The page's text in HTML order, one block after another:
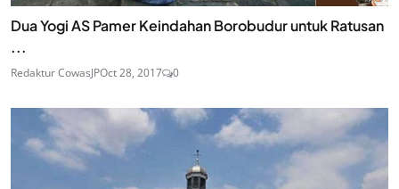
Dua Yogi AS Pamer Keindahan Borobudur untuk Ratusan
...
Redaktur CowasJPOct 28, 2017 0